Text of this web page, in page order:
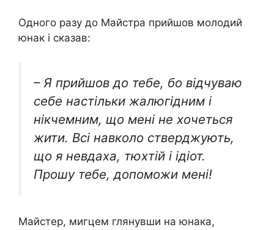
Одного разу до Майстра прийшов молодий
юнак і сказав:
– Я прийшов до тебе, бо відчуваю
себе настільки жалюгідним і
нікчемним, що мені не хочеться
жити. Всі навколо стверджують,
що я невдаха, тюхтій і ідіот.
Прошу тебе, допоможи мені!
Майстер, мигцем глянувши на юнака,